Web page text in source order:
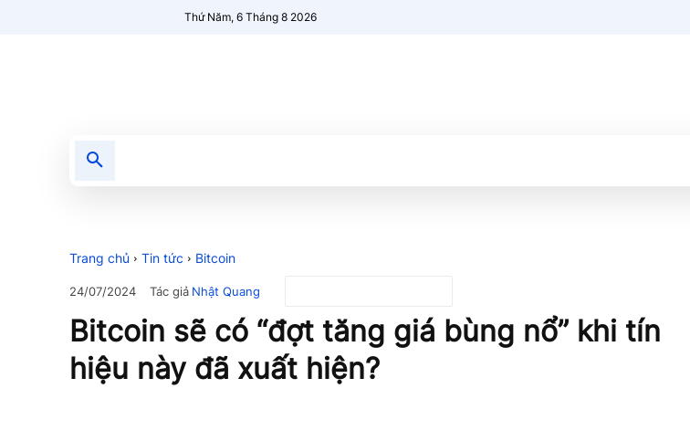
Thứ Năm, 6 Tháng 8 2026
Trang chủ Tin tức Bitcoin
24/07/2024 Tác giả Nhật Quang
Bitcoin sẽ có “đợt tăng giá bùng nổ” khi tín
hiệu này đã xuất hiện?